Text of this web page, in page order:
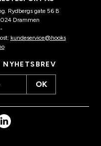
Rydbergs gate 56 B
Drammen
kundeservice@hooks
OK